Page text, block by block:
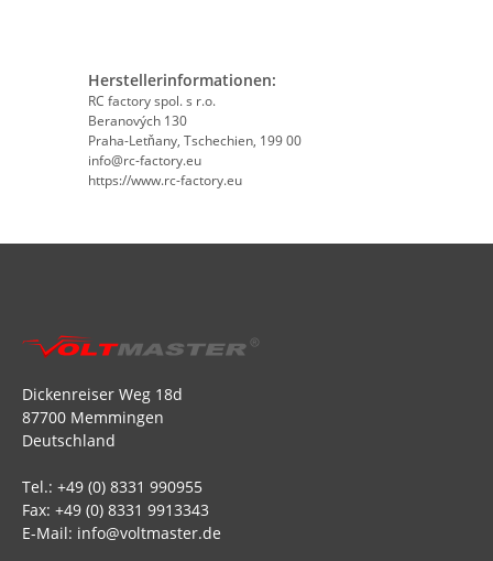
Herstellerinformationen:
RC factory spol. s r.o.
Beranových 130
Praha-Letňany, Tschechien, 199 00
info@rc-factory.eu
https://www.rc-factory.eu
Dickenreiser Weg 18d
87700 Memmingen
Deutschland
Tel.: +49 (0) 8331 990955
Fax: +49 (0) 8331 9913343
E-Mail: info@voltmaster.de